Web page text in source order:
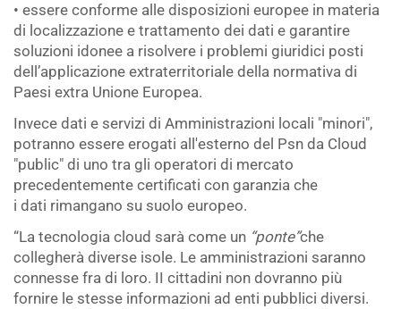
• essere conforme alle disposizioni europee in materia
di localizzazione e trattamento dei dati e garantire
soluzioni idonee a risolvere i problemi giuridici posti
dell’applicazione extraterritoriale della normativa di
Paesi extra Unione Europea.
Invece dati e servizi di Amministrazioni locali "minori",
potranno essere erogati all'esterno del Psn da Cloud
"public" di uno tra gli operatori di mercato
precedentemente certificati con garanzia che
i dati rimangano su suolo europeo.
“La tecnologia cloud sarà come un “ponte”che
collegherà diverse isole. Le amministrazioni saranno
connesse fra di loro. II cittadini non dovranno più
fornire le stesse informazioni ad enti pubblici diversi.